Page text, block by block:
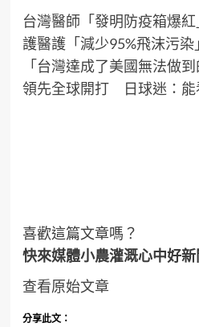
台灣醫師「發明防疫箱爆
護醫護「減少95%飛沫污
「台灣達成了美國無法做
領先全球開打 日球迷：能
喜歡這篇文章嗎？
快來媒體小農灌溉心中好新
查看原始文章
分享此文：